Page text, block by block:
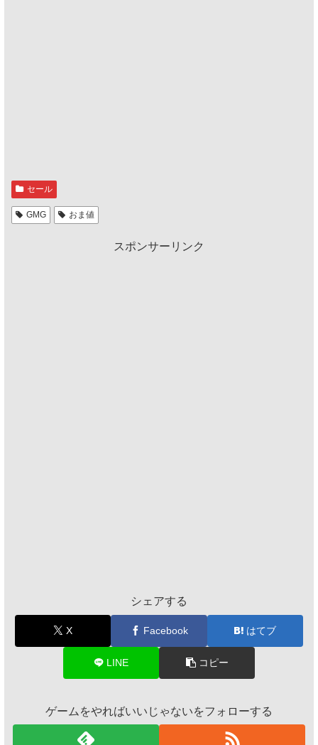
セール
GMG おま値
スポンサーリンク
シェアする
X Facebook はてブ
LINE コピー
ゲームをやればいいじゃないをフォローする